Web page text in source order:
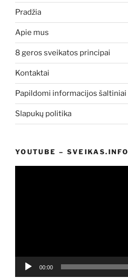
Pradžia
Apie mus
8 geros sveikatos principai
Kontaktai
Papildomi informacijos šaltiniai
Slapukų politika
YOUTUBE – SVEIKAS.INFO
00:00